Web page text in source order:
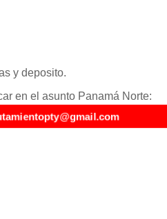
y deposito.
en el asunto Panamá Norte: